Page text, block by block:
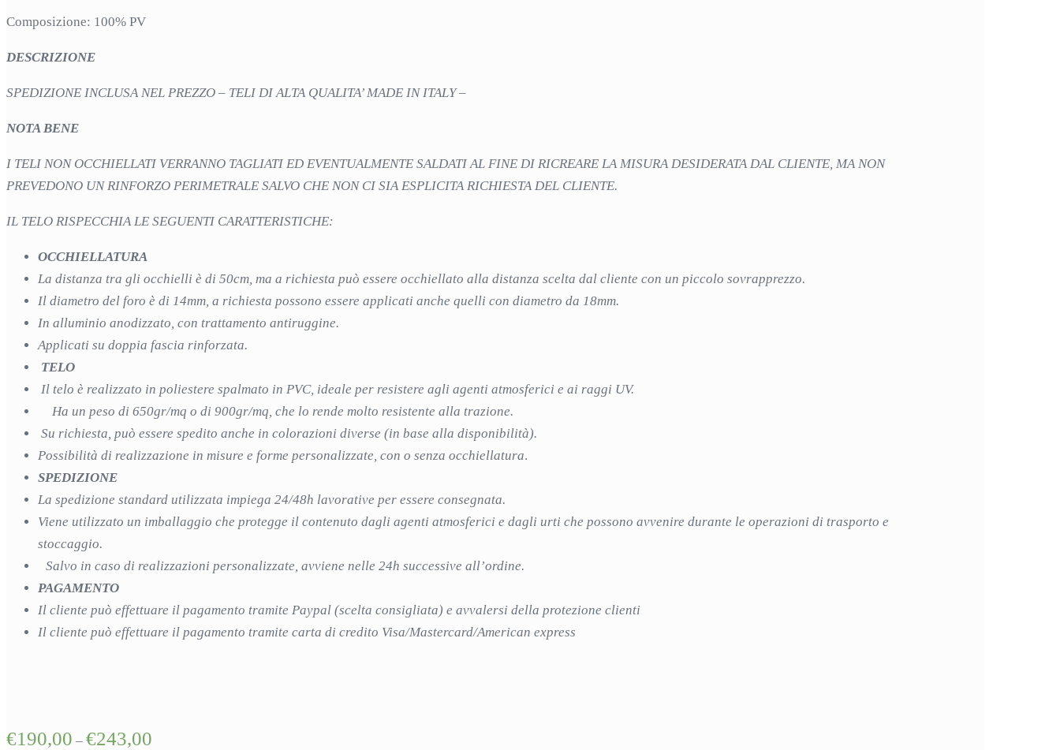
Composizione: 100% PV
DESCRIZIONE
SPEDIZIONE INCLUSA NEL PREZZO – TELI DI ALTA QUALITA’ MADE IN ITALY –
NOTA BENE
I TELI NON OCCHIELLATI VERRANNO TAGLIATI ED EVENTUALMENTE SALDATI AL FINE DI RICREARE LA MISURA DESIDERATA DAL CLIENTE, MA NON
PREVEDONO UN RINFORZO PERIMETRALE SALVO CHE NON CI SIA ESPLICITA RICHIESTA DEL CLIENTE.
IL TELO RISPECCHIA LE SEGUENTI CARATTERISTICHE:
OCCHIELLATURA
La distanza tra gli occhielli è di 50cm, ma a richiesta può essere occhiellato alla distanza scelta dal cliente con un piccolo sovrapprezzo.
Il diametro del foro è di 14mm, a richiesta possono essere applicati anche quelli con diametro da 18mm.
In alluminio anodizzato, con trattamento antiruggine.
Applicati su doppia fascia rinforzata.
TELO
Il telo è realizzato in poliestere spalmato in PVC, ideale per resistere agli agenti atmosferici e ai raggi UV.
Ha un peso di 650gr/mq o di 900gr/mq, che lo rende molto resistente alla trazione.
Su richiesta, può essere spedito anche in colorazioni diverse (in base alla disponibilità).
Possibilità di realizzazione in misure e forme personalizzate, con o senza occhiellatura.
SPEDIZIONE
La spedizione standard utilizzata impiega 24/48h lavorative per essere consegnata.
Viene utilizzato un imballaggio che protegge il contenuto dagli agenti atmosferici e dagli urti che possono avvenire durante le operazioni di trasporto e
stoccaggio.
Salvo in caso di realizzazioni personalizzate, avviene nelle 24h successive all’ordine.
PAGAMENTO
Il cliente può effettuare il pagamento tramite Paypal (scelta consigliata) e avvalersi della protezione clienti
Il cliente può effettuare il pagamento tramite carta di credito Visa/Mastercard/American express
€190,00 – €243,00